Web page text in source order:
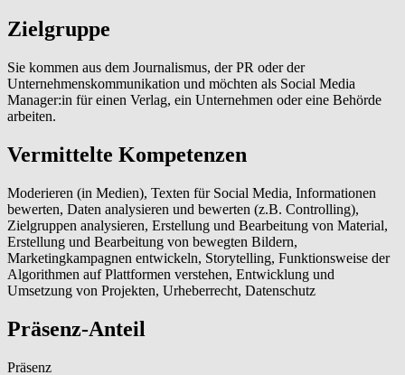
Zielgruppe
Sie kommen aus dem Journalismus, der PR oder der
Unternehmenskommunikation und möchten als Social Media
Manager:in für einen Verlag, ein Unternehmen oder eine Behörde
arbeiten.
Vermittelte Kompetenzen
Moderieren (in Medien), Texten für Social Media, Informationen
bewerten, Daten analysieren und bewerten (z.B. Controlling),
Zielgruppen analysieren, Erstellung und Bearbeitung von Material,
Erstellung und Bearbeitung von bewegten Bildern,
Marketingkampagnen entwickeln, Storytelling, Funktionsweise der
Algorithmen auf Plattformen verstehen, Entwicklung und
Umsetzung von Projekten, Urheberrecht, Datenschutz
Präsenz-Anteil
Präsenz